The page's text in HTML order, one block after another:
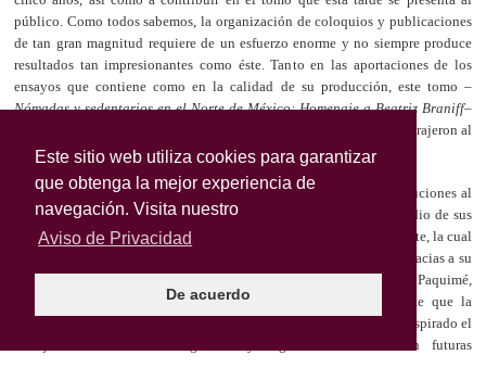
Este sitio web utiliza cookies para garantizar
que obtenga la mejor experiencia de
navegación. Visita nuestro
Aviso de Privacidad
De acuerdo